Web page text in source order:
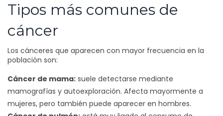
Tipos más comunes de
cáncer
Los cánceres que aparecen con mayor frecuencia en la
población son:
Cáncer de mama: suele detectarse mediante
mamografías y autoexploración. Afecta mayormente a
mujeres, pero también puede aparecer en hombres.